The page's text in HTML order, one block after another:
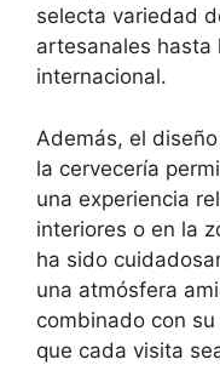
selecta variedad
artesanales hasta
internacional.
Además, el
la cervecería
una experiencia
interiores o en la
ha sido
una atmósfera
combinado con
que cada visita